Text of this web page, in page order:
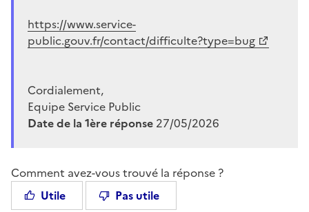
https://www.service-
public.gouv.fr/contact/difficulte?type=bug
Cordialement,
Equipe Service Public
Date de la 1ère réponse 27/05/2026
Comment avez-vous trouvé la réponse ?
Utile
Pas utile